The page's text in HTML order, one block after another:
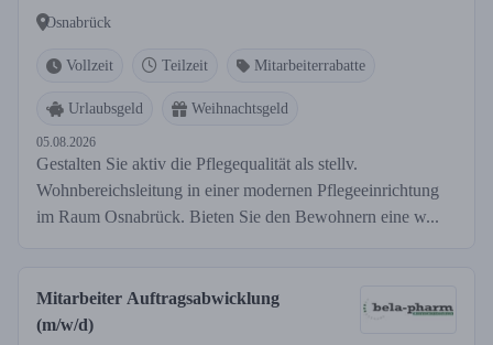
Osnabrück
Vollzeit Teilzeit Mitarbeiterrabatte
Urlaubsgeld Weihnachtsgeld
05.08.2026
Gestalten Sie aktiv die Pflegequalität als stellv.
Wohnbereichsleitung in einer modernen Pflegeeinrichtung
im Raum Osnabrück. Bieten Sie den Bewohnern eine w...
Mitarbeiter Auftragsabwicklung
(m/w/d)